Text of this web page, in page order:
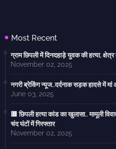
Most Recent
ग्राम छिपली में दिनदहाड़े युवक की हत्या,
November 02, 2025
नगरी ब्रेकिंग न्यूज..दर्दनाक सड़क हादसे में मां
June 03, 2025
🟥 छिपली हत्या कांड का खुलासा.. मामूली
चंद घंटों में गिरफ्तार
November 02, 2025